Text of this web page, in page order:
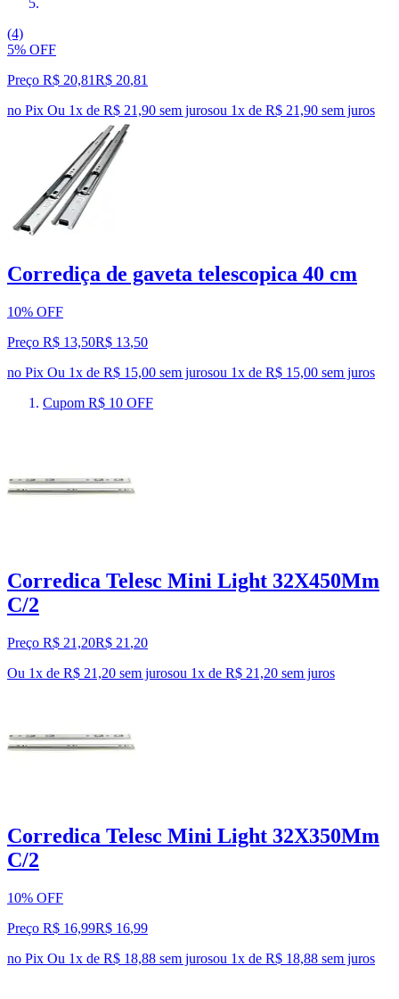
(4)
5% OFF
Preço R$ 20,81R$ 20,81
no Pix Ou 1x de R$ 21,90 sem jurosou 1x de R$ 21,90 sem juros
Corrediça de gaveta telescopica 40 cm
10% OFF
Preço R$ 13,50R$ 13,50
no Pix Ou 1x de R$ 15,00 sem jurosou 1x de R$ 15,00 sem juros
Cupom R$ 10 OFF
Corredica Telesc Mini Light 32X450Mm
C/2
Preço R$ 21,20R$ 21 ,20
Ou 1x de R$ 21,20 sem jurosou 1x de R$ 21,20 sem juros
Corredica Telesc Mini Light 32X350Mm
C/2
10% OFF
Preço R$ 16,99R$ 16,99
no Pix Ou 1x de R$ 18,88 sem jurosou 1x de R$ 18,88 sem juros